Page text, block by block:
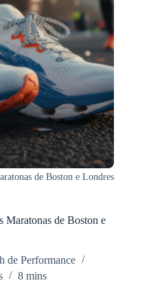
de Boston e Londres
Maratonas de Boston e
de Performance
8 mins